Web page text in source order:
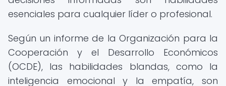
esenciales para cualquier líder o profesional.
Según un informe de la Organización para la
Cooperación y el Desarrollo Económicos
(OCDE), las habilidades blandas, como la
inteligencia emocional y la empatía, son